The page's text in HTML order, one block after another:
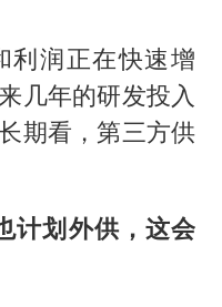
利润正在快速增
几年的研发投入
期看，第三方供
计划外供，这会